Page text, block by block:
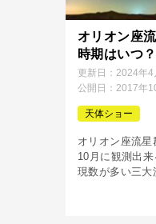
オリオン座
時期はいつ
更新日： 2024年4
公開日： 2017年
天体ショー
オリオン座流
10月に観測出
現数が多い三大
が、明るい流
比較的有名な